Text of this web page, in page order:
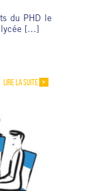
du PHD le
lycée […]
LIRE LA SUITE